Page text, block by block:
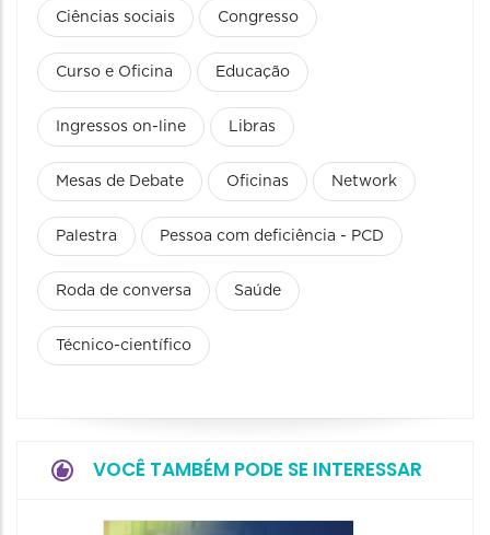
Ciências sociais Congresso
Curso e Oficina Educação
Ingressos on-line Libras
Mesas de Debate Oficinas Network
Palestra Pessoa com deficiência - PCD
Roda de conversa Saúde
Técnico-científico
VOCÊ TAMBÉM PODE SE INTERESSAR